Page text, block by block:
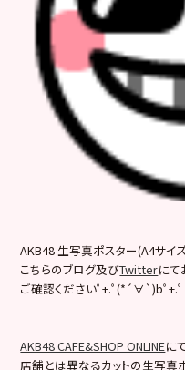
AKB48 生写真ポスター(A4サイ
こちらのブログ及びTwitterにて
ご確認くださいﾟ+.ﾟ(*´∀`)bﾟ+.ﾟ
AKB48 CAFE&SHOP ONLINEに
店舗とは異なるカットの生写